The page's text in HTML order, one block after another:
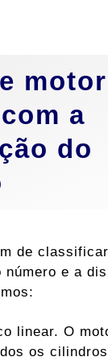
a
do
de
e a
linear. O
os